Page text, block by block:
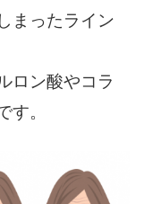
まったライン
ロン酸やコラ
す。